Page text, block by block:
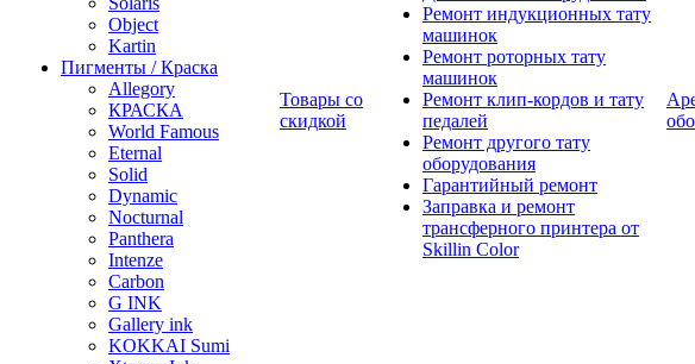
Object
Kartin
Пигменты / Краска
Allegory
КРАСКА
World Famous
Eternal
Solid
Dynamic
Nocturnal
Panthera
Intenze
Carbon
G INK
Gallery ink
KOKKAI Sumi
Товары со
скидкой
Ремонт индукционных тату
машинок
Ремонт роторных тату
машинок
Ремонт клип-кордов и тату
педалей
Ремонт другого тату
оборудования
Гарантийный ремонт
Заправка и ремонт
трансферного принтера от
Skillin Color